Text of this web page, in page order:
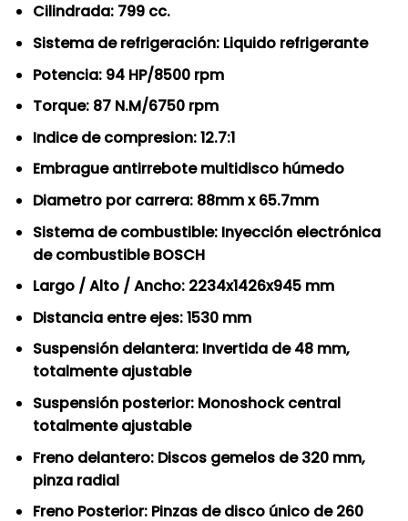
Cilindrada: 799 cc.
Sistema de refrigeración: Liquido refrigerante
Potencia: 94 HP/8500 rpm
Torque: 87 N.M/6750 rpm
Indice de compresion: 12.7:1
Embrague antirrebote multidisco húmedo
Diametro por carrera: 88mm x 65.7mm
Sistema de combustible: Inyección electrónica
de combustible BOSCH
Largo / Alto / Ancho: 2234x1426x945 mm
Distancia entre ejes: 1530 mm
Suspensión delantera: Invertida de 48 mm,
totalmente ajustable
Suspensión posterior: Monoshock central
totalmente ajustable
Freno delantero: Discos gemelos de 320 mm,
pinza radial
Freno Posterior: Pinzas de disco único de 260